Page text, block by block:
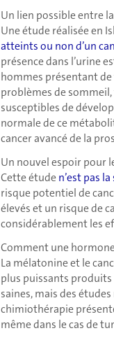
Un lien possible entre
Une étude réalisée en
atteints ou non d’un
présence dans l’urine
hommes présentant
problèmes de
susceptibles de
normale de ce
cancer avancé de la
Un nouvel espoir pour
Cette étude n’est pas
risque potentiel de
élevés et un risque de
considérablement les
Comment une
La mélatonine et le
plus puissants produits
saines, mais des
chimiothérapie
même dans le cas de